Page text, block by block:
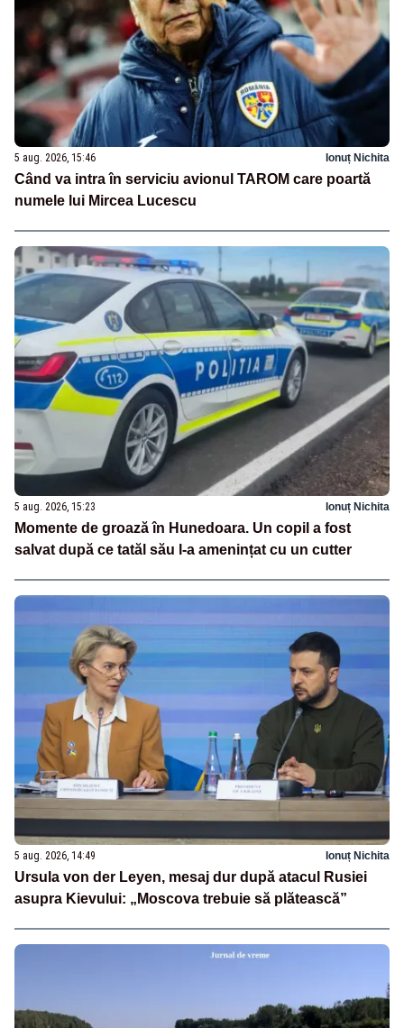
5 aug. 2026, 15:46 Ionuț Nichita
Când va intra în serviciu avionul TAROM care poartă
numele lui Mircea Lucescu
5 aug. 2026, 15:23 Ionuț Nichita
Momente de groază în Hunedoara. Un copil a fost
salvat după ce tatăl său l-a amenințat cu un cutter
5 aug. 2026, 14:49 Ionuț Nichita
Ursula von der Leyen, mesaj dur după atacul Rusiei
asupra Kievului: „Moscova trebuie să plătească”